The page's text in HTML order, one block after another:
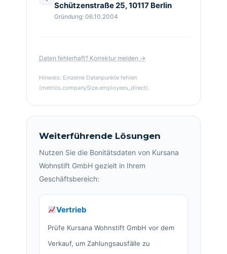
Schützenstraße 25, 10117 Berlin
Gründung: 06.10.2004
Daten fehlerhaft? Korrektur melden →
Hinweis: Einzelne Datenpunkte fehlen
(metrics.companySize.employees_direct).
Weiterführende Lösungen
Nutzen Sie die Bonitätsdaten von Kursana
Wohnstift GmbH gezielt in Ihrem
Geschäftsbereich:
Vertrieb
Prüfe Kursana Wohnstift GmbH vor dem
Verkauf, um Zahlungsausfälle zu